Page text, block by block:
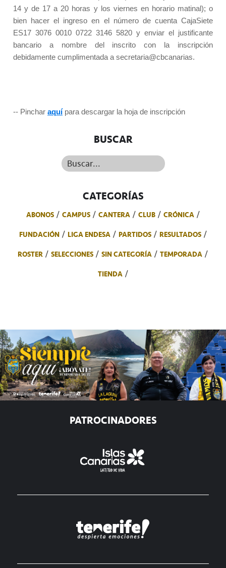
14 y de 17 a 20 horas y los viernes en horario matinal); o
bien hacer el ingreso en el número de cuenta CajaSiete
ES17 3076 0010 0722 3146 5820 y enviar el justificante
bancario a nombre del inscrito con la inscripción
debidamente cumplimentada a secretaria@cbcanarias.
-- Pinchar aquí para descargar la hoja de inscripción
BUSCAR
Buscar...
CATEGORÍAS
ABONOS CAMPUS CANTERA CLUB
CRÓNICA
FUNDACIÓN
LIGA ENDESA PARTIDOS
RESULTADOS
ROSTER
SELECCIONES SIN CATEGORÍA
TEMPORADA
TIENDA
PATROCINADORES